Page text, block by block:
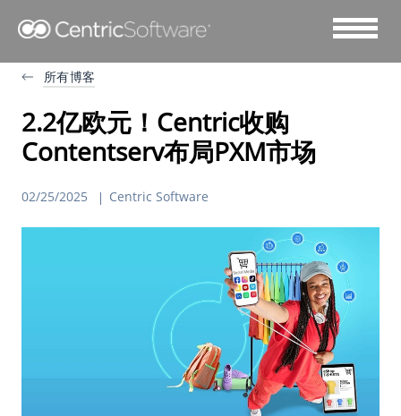
所有博客
2.2亿欧元！Centric收购
Contentserv布局PXM市场
02/25/2025 Centric Software